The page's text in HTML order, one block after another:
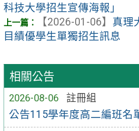
相關公告
2026-08-06
註冊組
公告115學年度高二編班名
科技大學招生宣傳海報」
【2026-01-06】 真理
目績優學生單獨招生訊息